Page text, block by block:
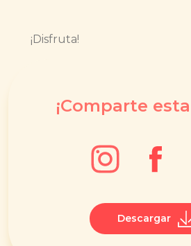
¡Disfruta!
¡Comparte
Descargar